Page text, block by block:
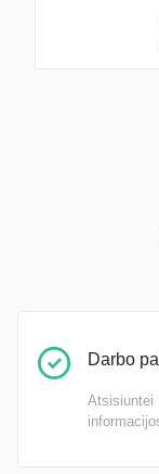
Darbo
Atsisiuntei